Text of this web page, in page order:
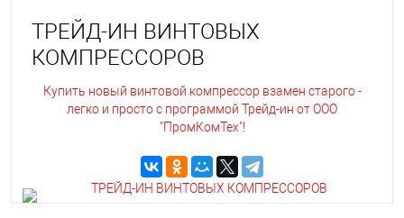
ТРЕЙД-ИН ВИНТОВЫХ
КОМПРЕССОРОВ
Купить новый винтовой компрессор взамен старого -
легко и просто с программой Трейд-ин от ООО
"ПромКомТех"!